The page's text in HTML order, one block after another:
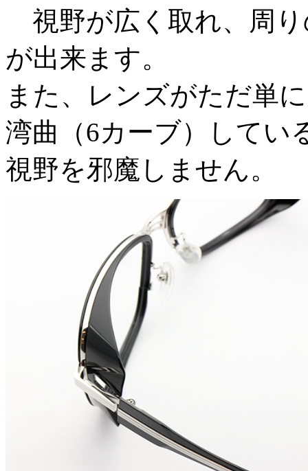
視野が広く取れ、周
が出来ます。
また、レンズがただ単
湾曲（6カーブ）してい
視野を邪魔しません。